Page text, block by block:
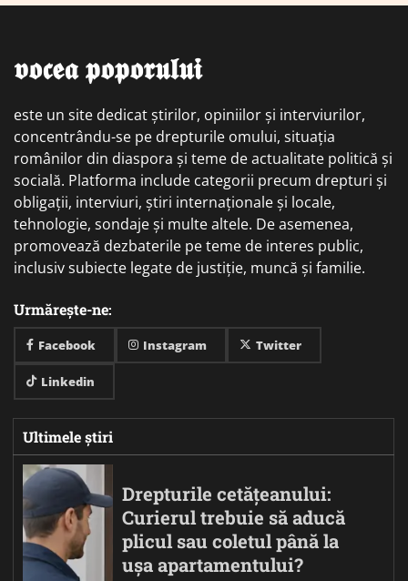
𝖛𝖔𝖈𝖊𝖆 𝖕𝖔𝖕𝖔𝖗𝖚𝖑𝖚𝖎
este un site dedicat știrilor, opiniilor și interviurilor,
concentrându-se pe drepturile omului, situația
românilor din diaspora și teme de actualitate politică și
socială. Platforma include categorii precum drepturi și
obligații, interviuri, știri internaționale și locale,
tehnologie, sondaje și multe altele. De asemenea,
promovează dezbaterile pe teme de interes public,
inclusiv subiecte legate de justiție, muncă și familie.
Urmărește-ne:
Facebook Instagram Twitter
Linkedin
Ultimele știri
Drepturile cetățeanului:
Curierul trebuie să aducă
plicul sau coletul până la
ușa apartamentului?